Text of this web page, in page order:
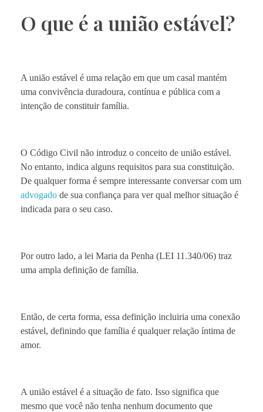
O que é a união estável?
A união estável é uma relação em que um casal mantém
uma convivência duradoura, contínua e pública com a
intenção de constituir família.
O Código Civil não introduz o conceito de união estável.
No entanto, indica alguns requisitos para sua constituição.
De qualquer forma é sempre interessante conversar com um
advogado de sua confiança para ver qual melhor situação é
indicada para o seu caso.
Por outro lado, a lei Maria da Penha (LEI 11.340/06) traz
uma ampla definição de família.
Então, de certa forma, essa definição incluiria uma conexão
estável, definindo que família é qualquer relação íntima de
amor.
A união estável é a situação de fato. Isso significa que
mesmo que você não tenha nenhum documento que